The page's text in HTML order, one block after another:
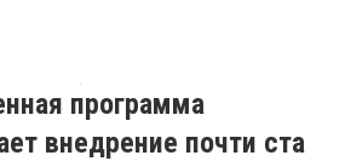
программа
внедрение почти ста